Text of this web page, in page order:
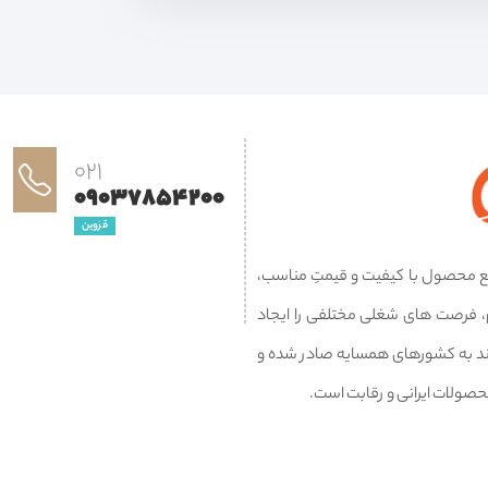
محصول با کیفیت و قیمتِ مناسب،
فرصت های شغلی مختلفی را ایجاد
به کشورهای همسایه صادر شده و
ایرانی و رقابت است.
021
09037854200
قزوین